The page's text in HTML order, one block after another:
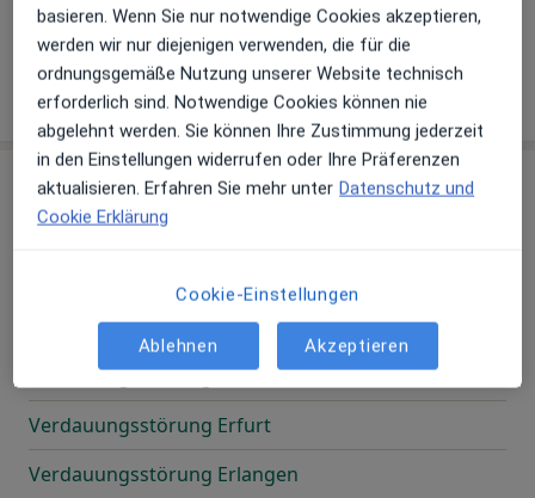
Verdauungsstörung Dülmen
Verdauungsstörung Düsseldorf
E
Verdauungsstörung Elmshorn
Verdauungsstörung Emden
Verdauungsstörung Erfurt
Verdauungsstörung Erlangen
basieren. Wenn Sie nur notwendige Cookies akzeptieren,
werden wir nur diejenigen verwenden, die für die
ordnungsgemäße Nutzung unserer Website technisch
erforderlich sind. Notwendige Cookies können nie
abgelehnt werden. Sie können Ihre Zustimmung jederzeit
in den Einstellungen widerrufen oder Ihre Präferenzen
aktualisieren. Erfahren Sie mehr unter Datenschutz und
Cookie Erklärung
Cookie-Einstellungen
Ablehnen Akzeptieren